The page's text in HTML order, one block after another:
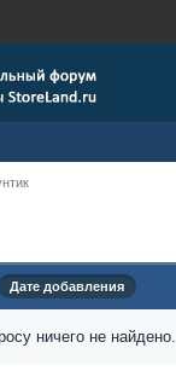
Дате добавления
ничего не найдено.